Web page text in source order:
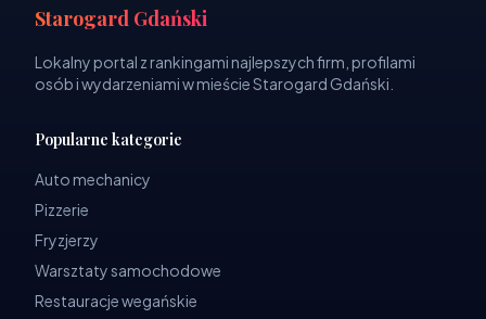
Starogard Gdański
Lokalny portal z rankingami najlepszych firm, profilami
osób i wydarzeniami w mieście Starogard Gdański.
Popularne kategorie
Auto mechanicy
Pizzerie
Fryzjerzy
Warsztaty samochodowe
Restauracje wegańskie